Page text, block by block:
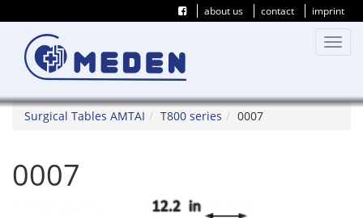
about us contact imprint
Surgical Tables AMTAI T800 series 0007
0007